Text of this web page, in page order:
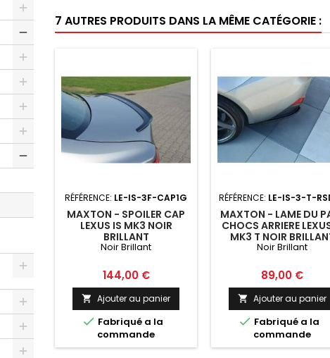
7 AUTRES PRODUITS DANS LA MÊME CATÉGORIE :
RÉFÉRENCE: LE-IS-3F-CAP1G
MAXTON - SPOILER CAP
LEXUS IS MK3 NOIR
BRILLANT
Noir Brillant
Prix
144,00 €
 Ajouter au panier
 Fabriqué a la
commande
RÉFÉRENCE: LE-IS-3-T-
MAXTON - LAME DU
CHOCS ARRIERE
MK3 T NOIR
Noir Brillant
Prix
89,00 €
 Ajouter au panier
 Fabriqué a la
commande